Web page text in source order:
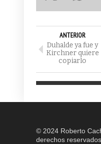
ANTERIOR
Duhalde ya fue y
Kirchner quiere
copiarlo
© 2024 Roberto
derechos reservados